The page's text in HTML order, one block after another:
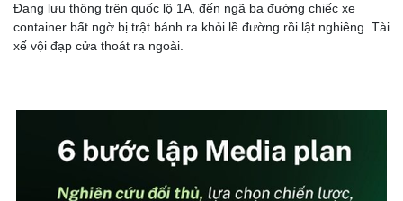
Đang lưu thông trên quốc lộ 1A, đến ngã ba đường chiếc xe
container bất ngờ bị trật bánh ra khỏi lề đường rồi lật nghiêng. Tài
xế vội đạp cửa thoát ra ngoài.